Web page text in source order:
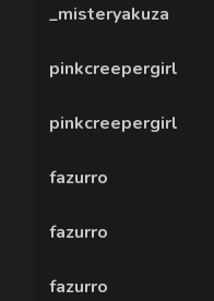
_misteryakuza
pinkcreepergirl
pinkcreepergirl
fazurro
fazurro
fazurro